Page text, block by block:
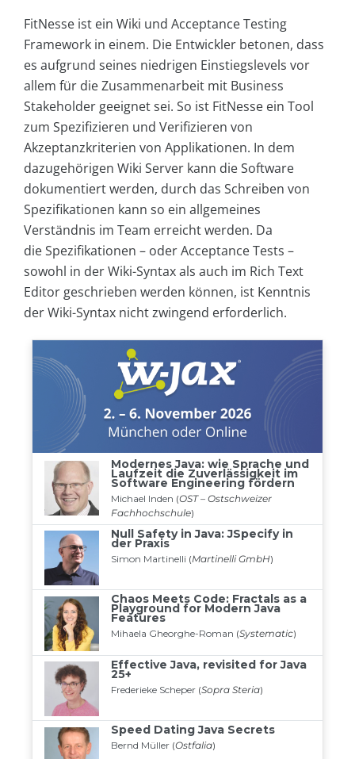
FitNesse ist ein Wiki und Acceptance Testing
Framework in einem. Die Entwickler betonen, dass
es aufgrund seines niedrigen Einstiegslevels vor
allem für die Zusammenarbeit mit Business
Stakeholder geeignet sei. So ist FitNesse ein Tool
zum Spezifizieren und Verifizieren von
Akzeptanzkriterien von Applikationen. In dem
dazugehörigen Wiki Server kann die Software
dokumentiert werden, durch das Schreiben von
Spezifikationen kann so ein allgemeines
Verständnis im Team erreicht werden. Da
die Spezifikationen – oder Acceptance Tests –
sowohl in der Wiki-Syntax als auch im Rich Text
Editor geschrieben werden können, ist Kenntnis
der Wiki-Syntax nicht zwingend erforderlich.